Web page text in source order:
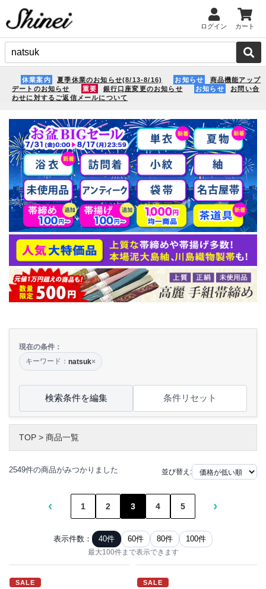
ログイン カート
休業案内 夏季休業のお知らせ(8/13-8/16) お知らせ
商品機能アップ
デートのお知らせ
重要 銀行口座変更のお知らせ お知らせ
お問い合
わせに対するご返信メールについて
現在の条件：
キーワード： natsuk×
検索条件を編集 条件リセット
TOP > 商品一覧
2549件の商品がみつかりました 並び替え:
‹ 1 2 3 4 5 ›
表示件数： 40件 60件 80件 100件
最大100件まで表示できます
SALE SALE